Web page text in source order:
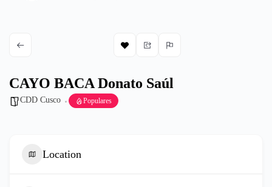
CAYO BACA Donato Saúl
CDD Cusco Populares
Location